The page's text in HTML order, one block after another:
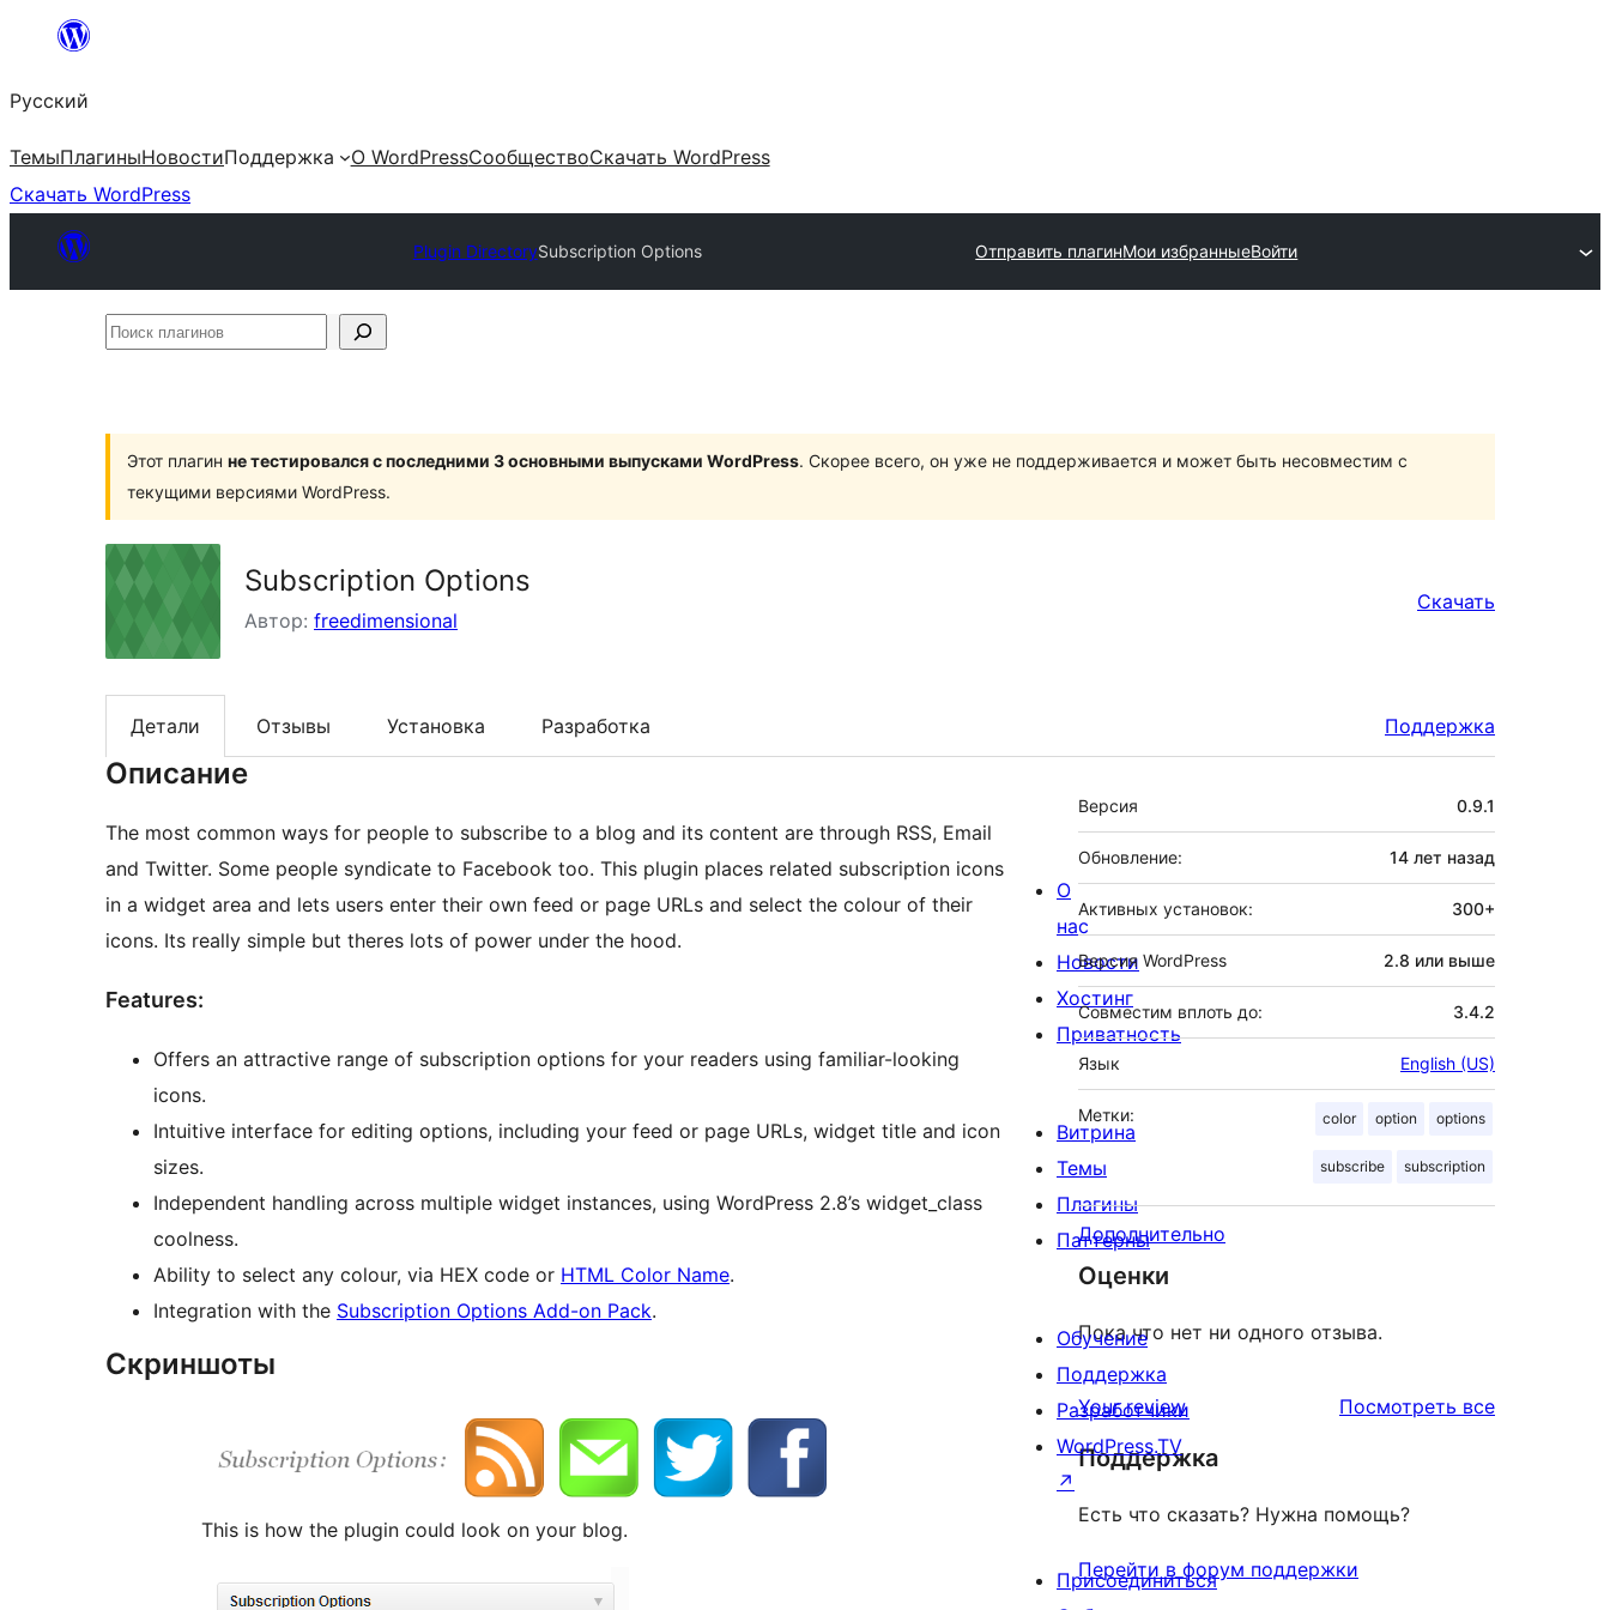
Перейти
содержимому
Русский
ТемыПлагиныНовостиПоддержка О WordPressСообществоСкачать WordPress
Скачать WordPress
Plugin DirectorySubscription Options Отправить плагинМои избранныеВойти
Поиск
Этот плагин не тестировался с последними 3 основными выпусками WordPress. Скорее всего, он уже не поддерживается и может быть несовместим с
текущими версиями WordPress.
Subscription Options
Автор: freedimensional
Скачать
Детали Отзывы Установка Разработка Поддержка
Описание
The most common ways for people to subscribe to a blog and its content are through RSS, Email
and Twitter. Some people syndicate to Facebook too. This plugin places related subscription icons
in a widget area and lets users enter their own feed or page URLs and select the colour of their
icons. Its really simple but theres lots of power under the hood.
Features:
Offers an attractive range of subscription options for your readers using familiar-looking
icons.
Intuitive interface for editing options, including your feed or page URLs, widget title and icon
sizes.
Independent handling across multiple widget instances, using WordPress 2.8’s widget_class
coolness.
Ability to select any colour, via HEX code or HTML Color Name.
Integration with the Subscription Options Add-on Pack.
Скриншоты
This is how the plugin could look on your blog.
Мета
Версия 0.9.1
Обновление: 14 лет назад
Активных установок: 300+
Версия WordPress 2.8 или выше
Совместим вплоть до: 3.4.2
Язык English (US)
Метки: color option options
subscribe subscription
Дополнительно
Оценки
Пока что нет ни одного отзыва.
Your review Посмотреть всеотзывы
Поддержка
Есть что сказать? Нужна помощь?
Перейти в форум поддержки
О
нас
Новости
Хостинг
Приватность
Витрина
Темы
Плагины
Паттерны
Обучение
Поддержка
Разработчики
WordPress.TV
↗
Присоединиться